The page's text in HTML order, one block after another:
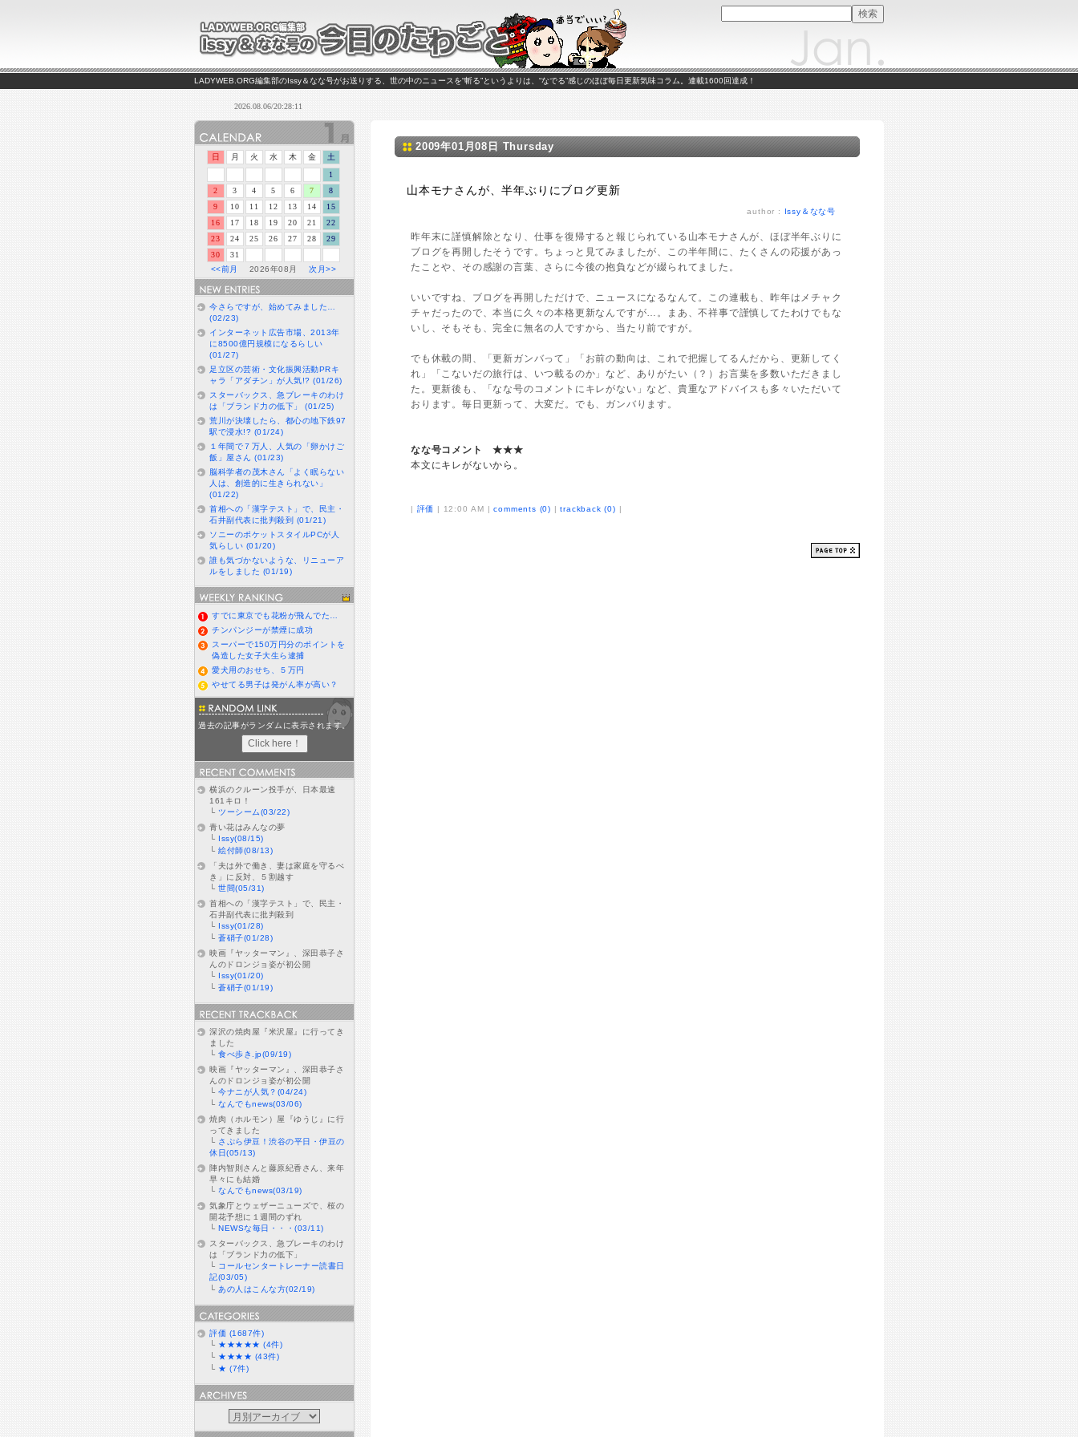
LADYWEB.ORG編集部のIssy＆なな号がお送りする、世の中のニュースを“斬る”というよりは、“なでる”感じのほぼ毎日更新気味コラム。連載1600回達成！
2009年01月08日 Thursday
山本モナさんが、半年ぶりにブログ更新
author : Issy＆なな号
昨年末に謹慎解除となり、仕事を復帰すると報じられている山本モナさんが、ほぼ半年ぶりに
ブログを再開したそうです。ちょっと見てみましたが、この半年間に、たくさんの応援があっ
たことや、その感謝の言葉、さらに今後の抱負などが綴られてました。
いいですね、ブログを再開しただけで、ニュースになるなんて。この連載も、昨年はメチャク
チャだったので、本当に久々の本格更新なんですが…。まあ、不祥事で謹慎してたわけでもな
いし、そもそも、完全に無名の人ですから、当たり前ですが。
でも休載の間、「更新ガンバって」「お前の動向は、これで把握してるんだから、更新してく
れ」「こないだの旅行は、いつ載るのか」など、ありがたい（？）お言葉を多数いただきまし
た。更新後も、「なな号のコメントにキレがない」など、貴重なアドバイスも多々いただいて
おります。毎日更新って、大変だ。でも、ガンバります。
なな号コメント ★★★
本文にキレがないから。
| 評価 | 12:00 AM |comments (0) |trackback (0) |
日 月 火 水 木 金
土
1
2
3 4 5 6 7
8
9
10 11 12 13 14
15
16
17 18 19 20 21
22
23
24 25 26 27 28
29
30
31
<<前月
2026年08月次月>>
今さらですが、始めてみました…
(02/23)
インターネット広告市場、2013年
に8500億円規模になるらしい
(01/27)
足立区の芸術・文化振興活動PRキ
ャラ「アダチン」が人気!? (01/26)
スターバックス、急ブレーキのわけ
は「ブランド力の低下」 (01/25)
荒川が決壊したら、都心の地下鉄97
駅で浸水!? (01/24)
１年間で７万人、人気の「卵かけご
飯」屋さん (01/23)
脳科学者の茂木さん「よく眠らない
人は、創造的に生きられない」
(01/22)
首相への「漢字テスト」で、民主・
石井副代表に批判殺到 (01/21)
ソニーのポケットスタイルPCが人
気らしい (01/20)
誰も気づかないような、リニューア
ルをしました (01/19)
すでに東京でも花粉が飛んでた…
チンパンジーが禁煙に成功
スーパーで150万円分のポイントを
偽造した女子大生ら逮捕
愛犬用のおせち、５万円
やせてる男子は発がん率が高い？
過去の記事がランダムに表示されます。
横浜のクルーン投手が、日本最速
161キロ！
└ツーシーム(03/22)
青い花はみんなの夢
└ Issy(08/15)
└絵付師(08/13)
「夫は外で働き、妻は家庭を守るべ
き」に反対、５割越す
└世間(05/31)
首相への「漢字テスト」で、民主・
石井副代表に批判殺到
└ Issy(01/28)
└蒼硝子(01/28)
映画『ヤッターマン』、深田恭子さ
んのドロンジョ姿が初公開
└ Issy(01/20)
└蒼硝子(01/19)
深沢の焼肉屋『米沢屋』に行ってき
ました
└食べ歩き.jp(09/19)
映画『ヤッターマン』、深田恭子さ
んのドロンジョ姿が初公開
└今ナニが人気？(04/24)
└なんでもnews(03/06)
焼肉（ホルモン）屋『ゆうじ』に行
ってきました
└ さぷら伊豆！渋谷の平日・伊豆の
休日(05/13)
陣内智則さんと藤原紀香さん、来年
早々にも結婚
└なんでもnews(03/19)
気象庁とウェザーニューズで、桜の
開花予想に１週間のずれ
└NEWSな毎日・・・(03/11)
スターバックス、急ブレーキのわけ
は「ブランド力の低下」
└ コールセンタートレーナー読書日
記(03/05)
└ あの人はこんな方(02/19)
評価 (1687件)
└ ★★★★★ (4件)
└ ★★★★ (43件)
└ ★ (7件)